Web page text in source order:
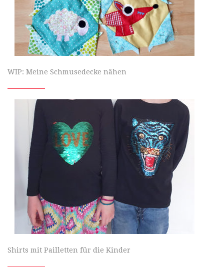
WIP: Meine Schmusedecke nähen
Shirts mit Pailletten für die Kinder